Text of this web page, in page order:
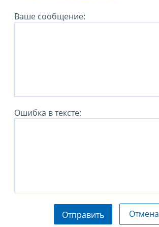
Ваше сообщение:
Ошибка в тексте:
Отправить Отмена